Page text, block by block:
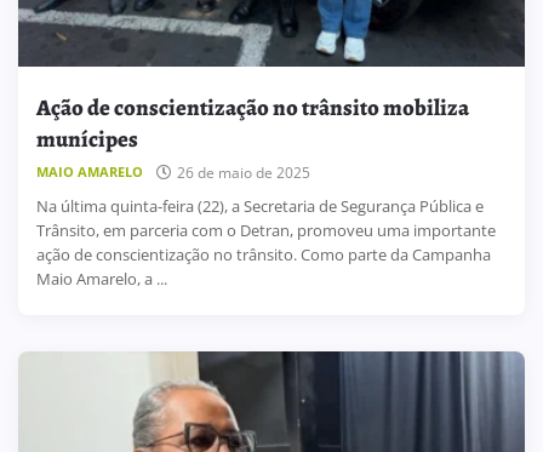
Ação de conscientização no trânsito mobiliza
munícipes
MAIO AMARELO 26 de maio de 2025
Na última quinta-feira (22), a Secretaria de Segurança Pública e
Trânsito, em parceria com o Detran, promoveu uma importante
ação de conscientização no trânsito. Como parte da Campanha
Maio Amarelo, a ...